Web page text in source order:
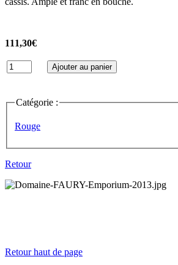
111,30€
Catégorie :
Rouge
Retour
Retour haut de page